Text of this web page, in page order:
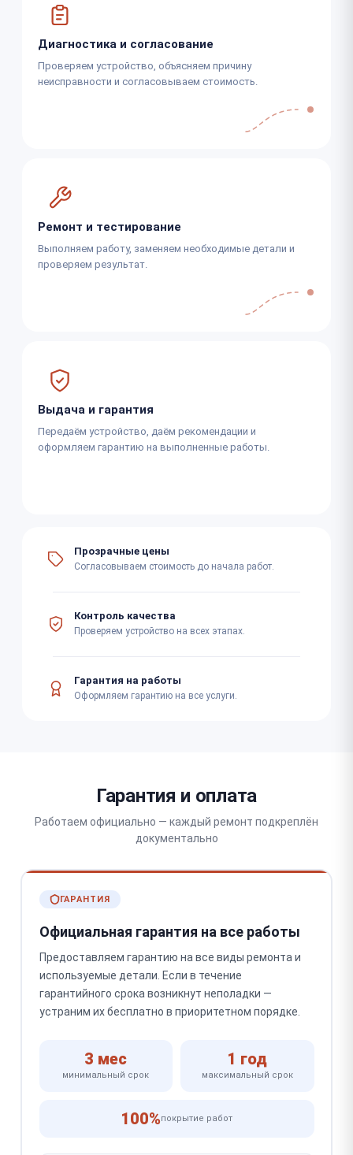
Диагностика и согласование
Проверяем устройство, объясняем причину
неисправности и согласовываем стоимость.
Ремонт и тестирование
Выполняем работу, заменяем необходимые детали и
проверяем результат.
Выдача и гарантия
Передаём устройство, даём рекомендации и
оформляем гарантию на выполненные работы.
Прозрачные цены
Согласовываем стоимость до начала работ.
Контроль качества
Проверяем устройство на всех этапах.
Гарантия на работы
Оформляем гарантию на все услуги.
Гарантия и оплата
Работаем официально — каждый ремонт подкреплён
документально
ГАРАНТИЯ
Официальная гарантия на все работы
Предоставляем гарантию на все виды ремонта и
используемые детали. Если в течение
гарантийного срока возникнут неполадки —
устраним их бесплатно в приоритетном порядке.
3 мес
минимальный срок
1 год
максимальный срок
100%покрытие работ